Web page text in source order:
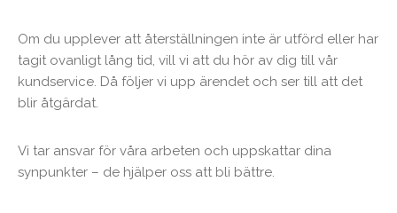
Om du upplever att återställningen inte är utförd eller har
tagit ovanligt lång tid, vill vi att du hör av dig till vår
kundservice. Då följer vi upp ärendet och ser till att det
blir åtgärdat.
Vi tar ansvar för våra arbeten och uppskattar dina
synpunkter – de hjälper oss att bli bättre.